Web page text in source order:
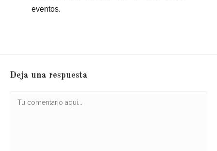
eventos.
Deja una respuesta